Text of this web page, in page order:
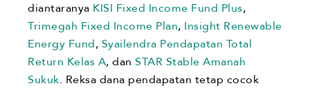
diantaranya KISI Fixed Income Fund Plus,
Trimegah Fixed Income Plan, Insight Renewable
Energy Fund, Syailendra Pendapatan Total
Return Kelas A, dan STAR Stable Amanah
Sukuk. Reksa dana pendapatan tetap cocok